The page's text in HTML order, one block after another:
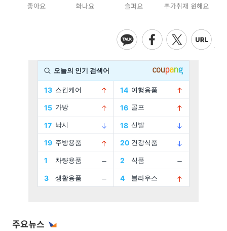
좋아요 화나요 슬퍼요 추가취재 원해요
주요뉴스